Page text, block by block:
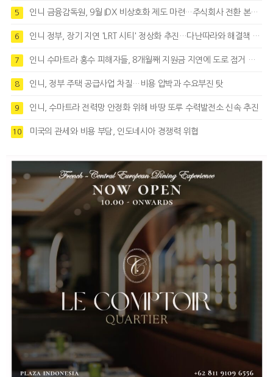
5 인니 금융감독원, 9월 IDX 비상호화 제도 마련…주식회사 전환 본격화
6 인니 정부, 장기 지연 'LRT 시티' 정상화 추진…다난따라와 해결책 모색
7 인니 수마트라 홍수 피해자들, 8개월째 지원금 지연에 도로 점거 시위
8 인니, 정부 주택 공급사업 차질…비용 압박과 수요부진 탓
9 인니, 수마트라 전력망 안정화 위해 바땅 또루 수력발전소 신속 추진
10 미국의 관세와 비용 부담, 인도네시아 경쟁력 위협